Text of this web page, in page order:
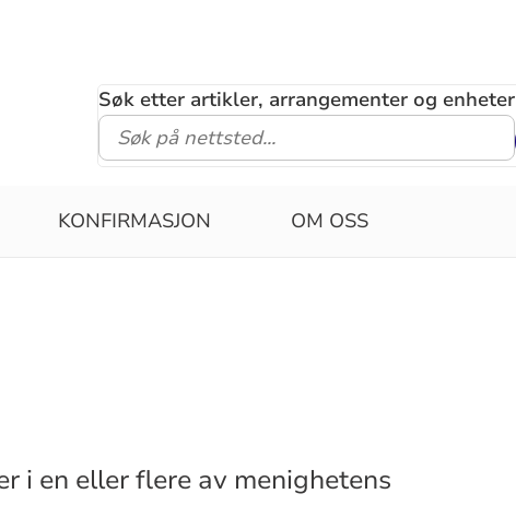
Søk etter artikler, arrangementer og enheter
KONFIRMASJON OM OSS
i en eller flere av menighetens